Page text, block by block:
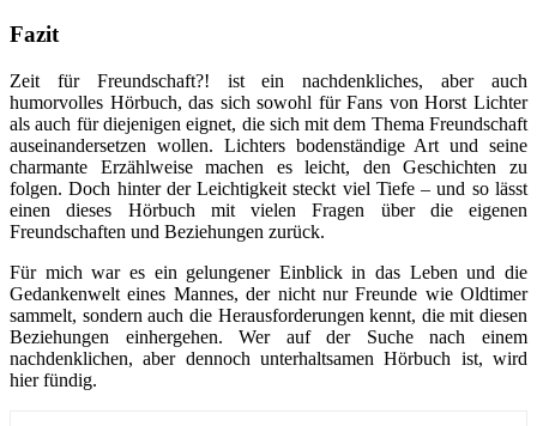
Fazit
Zeit für Freundschaft?! ist ein nachdenkliches, aber auch
humorvolles Hörbuch, das sich sowohl für Fans von Horst Lichter
als auch für diejenigen eignet, die sich mit dem Thema Freundschaft
auseinandersetzen wollen. Lichters bodenständige Art und seine
charmante Erzählweise machen es leicht, den Geschichten zu
folgen. Doch hinter der Leichtigkeit steckt viel Tiefe – und so lässt
einen dieses Hörbuch mit vielen Fragen über die eigenen
Freundschaften und Beziehungen zurück.
Für mich war es ein gelungener Einblick in das Leben und die
Gedankenwelt eines Mannes, der nicht nur Freunde wie Oldtimer
sammelt, sondern auch die Herausforderungen kennt, die mit diesen
Beziehungen einhergehen. Wer auf der Suche nach einem
nachdenklichen, aber dennoch unterhaltsamen Hörbuch ist, wird
hier fündig.